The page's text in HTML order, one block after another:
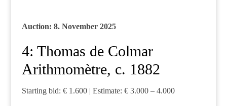
Auction: 8. November 2025
4: Thomas de Colmar
Arithmomètre, c. 1882
Starting bid: € 1.600 | Estimate: € 3.000 – 4.000